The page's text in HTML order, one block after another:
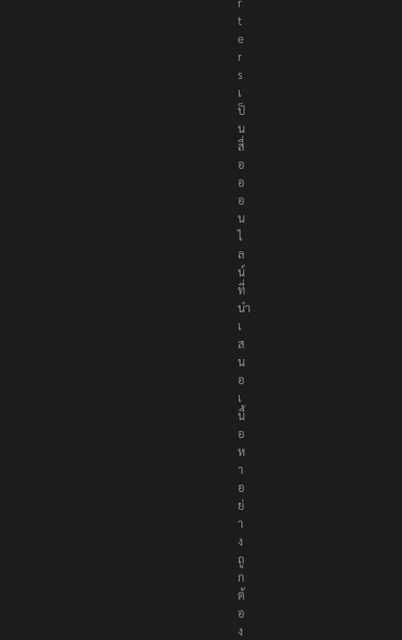
t
e
r
s
เ
ป็
น
สื่
อ
อ
อ
น
ไ
ล
น์
ที่
นำ
เ
ส
น
อ
เ
นื้
อ
ห
า
อ
ย่
า
ง
ถู
ก
ต้
อ
ง